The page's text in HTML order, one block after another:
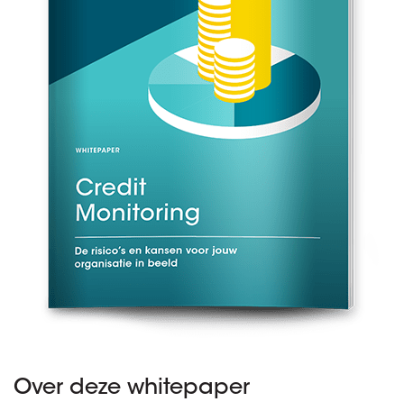
Over deze whitepaper